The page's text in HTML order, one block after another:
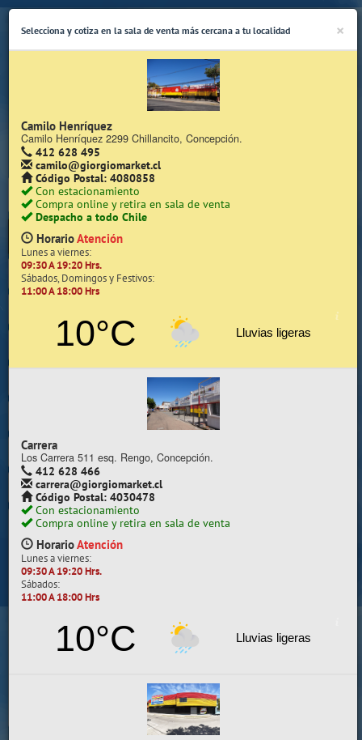
(Whatsapp Sólo de Lunes a Viernes de 08:15 a 17:45)
Quiénes somos
Trabaje con nosotros
Contacto | Reclamos
Preguntas Frecuentes
Sugererir productos
Su compra se realizará en la sala de ventas
Camilo Henríquez
Información de la sala
412 628 495
camilo@giorgiomarket.cl
Horario Abierto
Lunes a viernes:
VER SALA EN MAPA
SALAS DE VENTA
×
Selecciona y cotiza en la sala de venta más cercana a tu localidad
Camilo Henríquez
Camilo Henríquez 2299 Chillancito, Concepción.
412 628 495
camilo@giorgiomarket.cl
Código Postal: 4080858
Con estacionamiento
Compra online y retira en sala de venta
Despacho a todo Chile
HorarioAtención
Lunes a viernes:
09:30 A 19:20 Hrs.
Sábados, Domingos y Festivos:
11:00 A 18:00 Hrs
10°C Lluvias ligeras
Carrera
Los Carrera 511 esq. Rengo, Concepción.
412 628 466
carrera@giorgiomarket.cl
Código Postal: 4030478
Con estacionamiento
Compra online y retira en sala de venta
HorarioAtención
Lunes a viernes:
09:30 A 19:20 Hrs.
Sábados:
11:00 A 18:00 Hrs
10°C Lluvias ligeras